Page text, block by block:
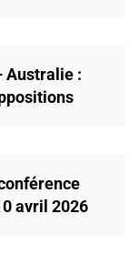
Australie :
avril 2026